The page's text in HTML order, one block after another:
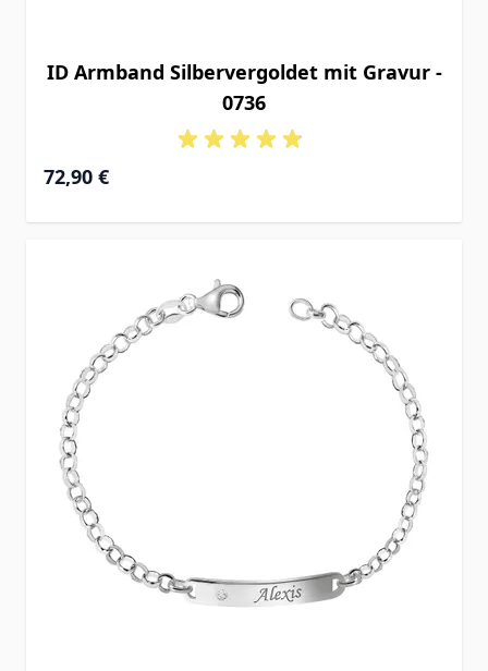
ID Armband Silbervergoldet mit Gravur -
0736
72,90 €